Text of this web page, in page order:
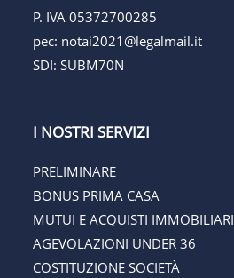
P. IVA 05372700285
pec: notai2021@legalmail.it
SDI: SUBM70N
I NOSTRI SERVIZI
PRELIMINARE
BONUS PRIMA CASA
MUTUI E ACQUISTI IMMOBILIARI
AGEVOLAZIONI UNDER 36
COSTITUZIONE SOCIETÀ